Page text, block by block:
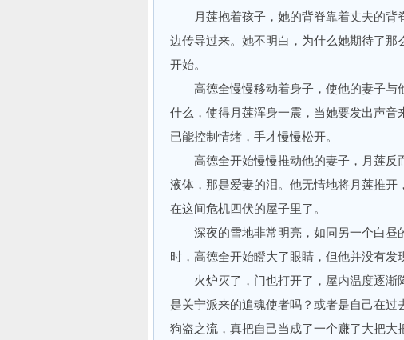
月莲抱着孩子，她的背脊靠着丈夫的背
边传导过来。她不明白，为什么她期待了
开始。
高德全慢慢移动着身子，使他的妻子与
什么，使得月莲浑身一震，当她要发出声
已能控制情绪，手才慢慢松开。
高德全开始慢慢推动他的妻子，月莲反
液体，那是爱妻的泪。他无情地将月莲推
在这间危机四伏的屋子里了。
深夜的雪地非常明亮，如同另一个白昼
时，高德全开始瞪大了眼睛，但他并没有发
火炉灭了，门也打开了，屋内温度逐渐
是关宁派来的追魂使者吗？或者是自己在
狗盗之流，真把自己当成了一个赚了大把大